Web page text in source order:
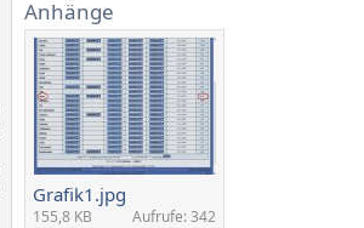
Anhänge
Grafik1.jpg
155,8 KB Aufrufe: 342